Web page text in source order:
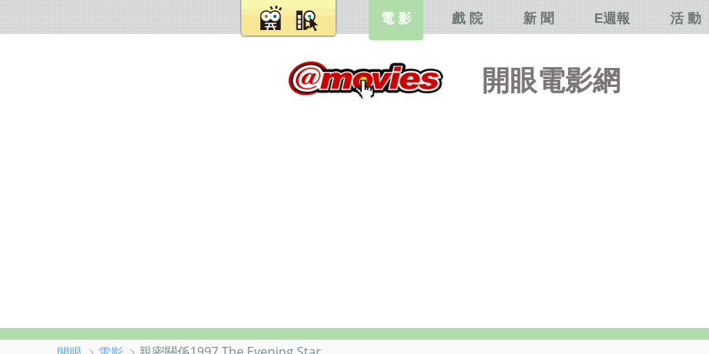
開眼電影網
電 影 戲 院 新 聞 E週報 活 動